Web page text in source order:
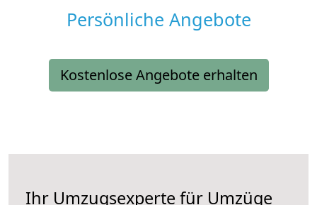
Persönliche Angebote
Kostenlose Angebote erhalten
Ihr Umzugsexperte für Umzüge